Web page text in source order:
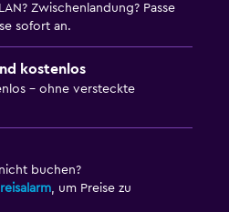
Zwischenlandung? Passe
sofort an.
kostenlos
– ohne versteckte
buchen?
, um Preise zu